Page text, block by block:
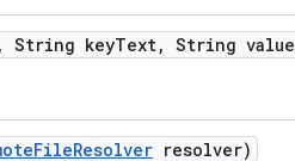
, String keyText, String value
FileResolver resolver)